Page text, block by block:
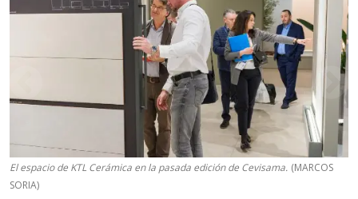
El espacio de KTL Cerámica en la pasada edición de Cevisama. (MARCOS
SORIA)